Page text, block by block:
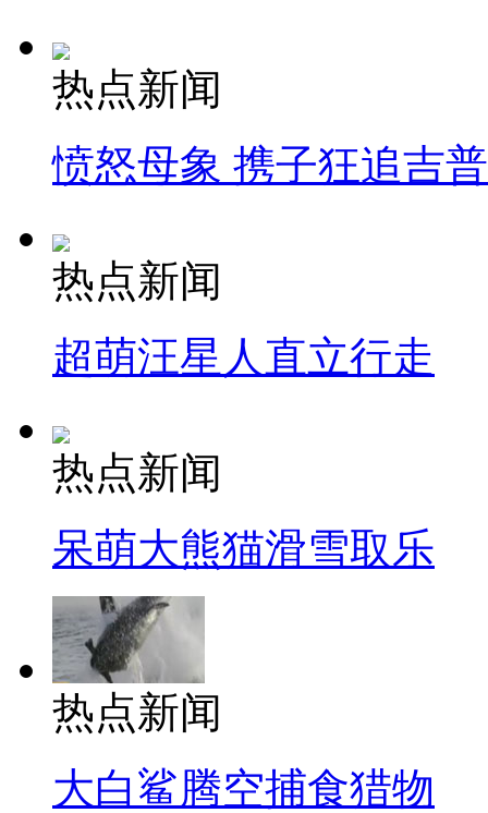
热点新闻
愤怒母象 携子狂追吉
热点新闻
超萌汪星人直立行走
热点新闻
呆萌大熊猫滑雪取乐
热点新闻
大白鲨腾空捕食猎物